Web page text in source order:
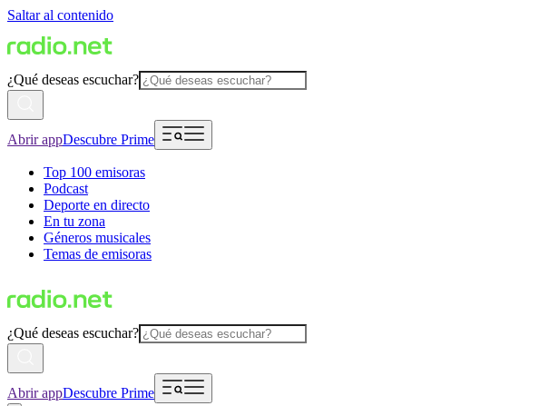
Saltar al contenido
¿Qué deseas escuchar?
Abrir appDescubre Prime
Top 100 emisoras
Podcast
Deporte en directo
En tu zona
Géneros musicales
Temas de emisoras
¿Qué deseas escuchar?
Abrir appDescubre Prime